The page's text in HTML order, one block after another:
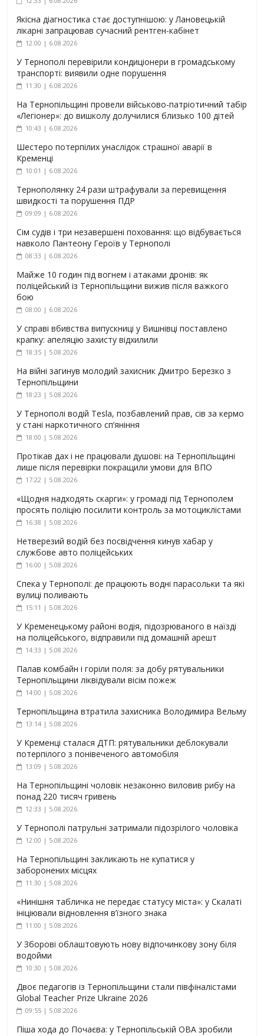
Якісна діагностика стає доступнішою: у Лановецькій
лікарні запрацював сучасний рентген-кабінет
12:00 | 6.08.2026
У Тернополі перевірили кондиціонери в громадському
транспорті: виявили одне порушення
11:30 | 6.08.2026
На Тернопільщині провели військово-патріотичний табір
«Легіонер»: до вишколу долучилися близько 100 дітей
10:43 | 6.08.2026
Шестеро потерпілих унаслідок страшної аварії в
Кременці
10:01 | 6.08.2026
Тернополянку 24 рази штрафували за перевищення
швидкості та порушення ПДР
09:09 | 6.08.2026
Сім судів і три незавершені поховання: що відбувається
навколо Пантеону Героїв у Тернополі
08:33 | 6.08.2026
Майже 10 годин під вогнем і атаками дронів: як
поліцейський із Тернопільщини вижив після важкого
бою
08:00 | 6.08.2026
У справі вбивства випускниці у Вишнівці поставлено
крапку: апеляцію захисту відхилили
18:35 | 5.08.2026
На війні загинув молодий захисник Дмитро Березко з
Тернопільщини
18:23 | 5.08.2026
У Тернополі водій Tesla, позбавлений прав, сів за кермо
у стані наркотичного сп’яніння
18:00 | 5.08.2026
Протікав дах і не працювали душові: на Тернопільщині
лише після перевірки покращили умови для ВПО
17:22 | 5.08.2026
«Щодня надходять скарги»: у громаді під Тернополем
просять поліцію посилити контроль за мотоциклістами
16:38 | 5.08.2026
Нетверезий водій без посвідчення кинув хабар у
службове авто поліцейських
16:00 | 5.08.2026
Спека у Тернополі: де працюють водні парасольки та які
вулиці поливають
15:11 | 5.08.2026
У Кременецькому районі водія, підозрюваного в наїзді
на поліцейського, відправили під домашній арешт
14:33 | 5.08.2026
Палав комбайн і горіли поля: за добу рятувальники
Тернопільщини ліквідували вісім пожеж
14:00 | 5.08.2026
Тернопільщина втратила захисника Володимира Вельму
13:14 | 5.08.2026
У Кременці сталася ДТП: рятувальники деблокували
потерпілого з понівеченого автомобіля
13:09 | 5.08.2026
На Тернопільщині чоловік незаконно виловив рибу на
понад 220 тисяч гривень
12:33 | 5.08.2026
У Тернополі патрульні затримали підозрілого чоловіка
12:00 | 5.08.2026
На Тернопільщині закликають не купатися у
заборонених місцях
11:30 | 5.08.2026
«Нинішня табличка не передає статусу міста»: у Скалаті
ініціювали відновлення в’їзного знака
11:00 | 5.08.2026
У Зборові облаштовують нову відпочинкову зону біля
водойми
10:30 | 5.08.2026
Двоє педагогів із Тернопільщини стали півфіналістами
Global Teacher Prize Ukraine 2026
09:55 | 5.08.2026
Піша хода до Почаєва: у Тернопільській ОВА зробили